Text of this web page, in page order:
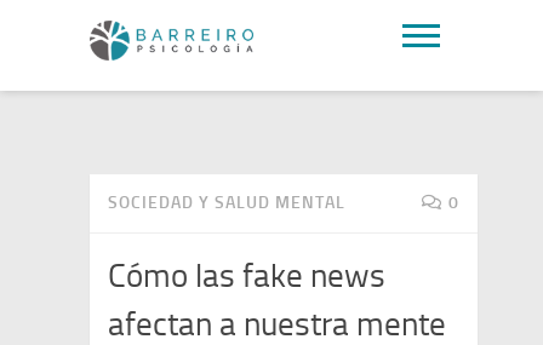
SOCIEDAD Y SALUD MENTAL 0
Cómo las fake news
afectan a nuestra mente